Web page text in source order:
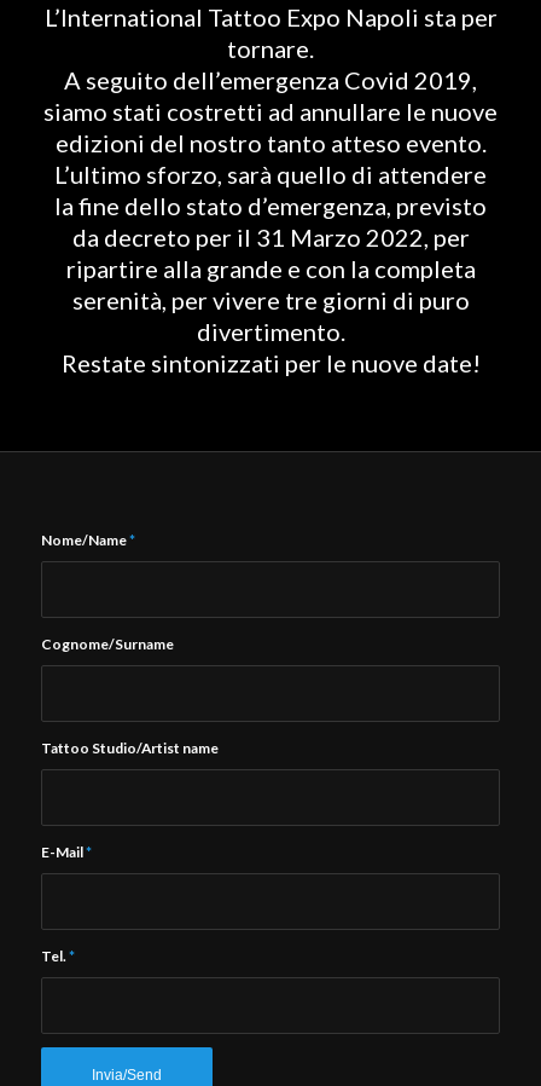
L’International Tattoo Expo Napoli sta per
tornare.
A seguito dell’emergenza Covid 2019,
siamo stati costretti ad annullare le nuove
edizioni del nostro tanto atteso evento.
L’ultimo sforzo, sarà quello di attendere
la fine dello stato d’emergenza, previsto
da decreto per il 31 Marzo 2022, per
ripartire alla grande e con la completa
serenità, per vivere tre giorni di puro
divertimento.
Restate sintonizzati per le nuove date!
Nome/Name*
Cognome/Surname
Tattoo Studio/Artist name
E-Mail*
Tel.*